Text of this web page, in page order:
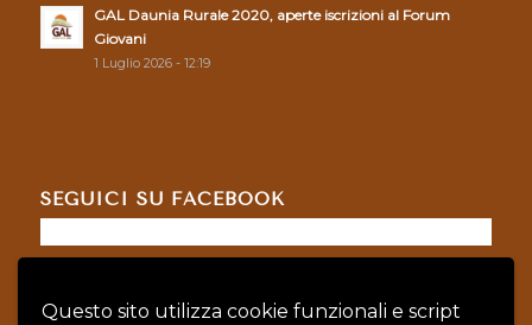
Questo sito utilizza cookie funzionali e script
GAL Daunia Rurale 2020, aperte iscrizioni al Forum
Giovani
1 Luglio 2026 - 12:19
SEGUICI SU FACEBOOK